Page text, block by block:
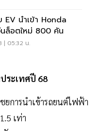
EV นำเข้า Honda
นล็อตใหม่ 800 คัน
| 05:32 น.
ระเทศปี 68
การนำเข้ารถยนต์ไฟฟ้า
เท่า